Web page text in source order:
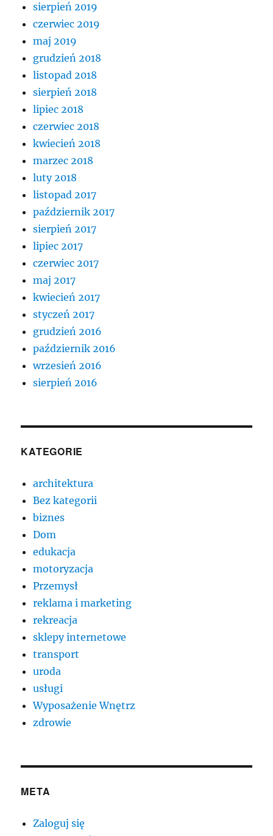
sierpień 2019
czerwiec 2019
maj 2019
grudzień 2018
listopad 2018
sierpień 2018
lipiec 2018
czerwiec 2018
kwiecień 2018
marzec 2018
luty 2018
listopad 2017
październik 2017
sierpień 2017
lipiec 2017
czerwiec 2017
maj 2017
kwiecień 2017
styczeń 2017
grudzień 2016
październik 2016
wrzesień 2016
sierpień 2016
KATEGORIE
architektura
Bez kategorii
biznes
Dom
edukacja
motoryzacja
Przemysł
reklama i marketing
rekreacja
sklepy internetowe
transport
uroda
usługi
Wyposażenie Wnętrz
zdrowie
META
Zaloguj się